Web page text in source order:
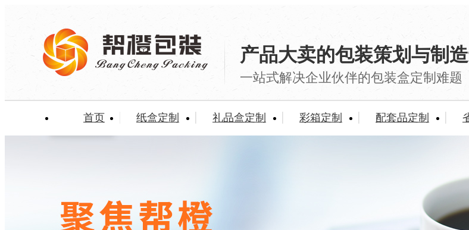
产品大卖的包装策划与制
一站式解决企业伙伴的包装盒定制难题
首页 纸盒定制 礼品盒定制 彩箱定制 配套品定制